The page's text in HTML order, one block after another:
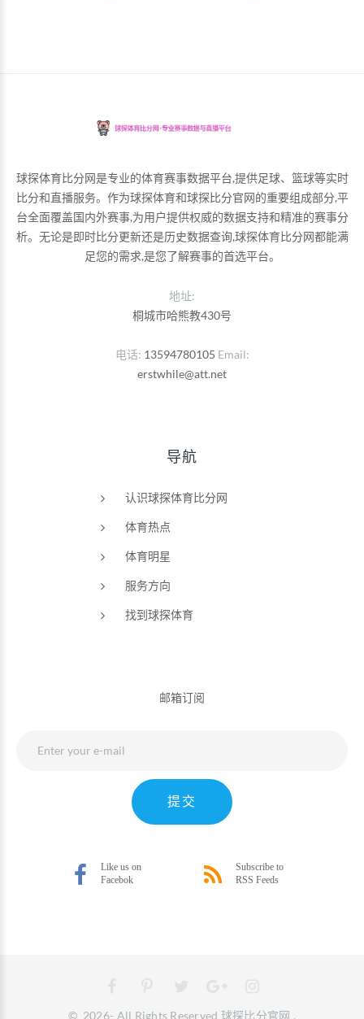
球探体育比分网是专业的体育赛事数据平台,提供足球、篮球等实时
比分和直播服务。作为球探体育和球探比分官网的重要组成部分,平
台全面覆盖国内外赛事,为用户提供权威的数据支持和精准的赛事分
析。无论是即时比分更新还是历史数据查询,球探体育比分网都能满
足您的需求,是您了解赛事的首选平台。
地址:
桐城市哈熊教430号
电话 13594780105 Email
erstwhile@att.net
导航
认识球探体育比分网
体育热点
体育明星
服务方向
找到球探体育
邮箱订阅
提交
© 2026- All Rights Reserved 球探比分官网 .